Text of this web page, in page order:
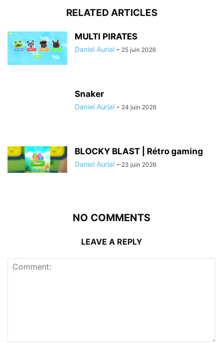
RELATED ARTICLES
MULTI PIRATES
Daniel Aurial - 25 juin 2026
Snaker
Daniel Aurial - 24 juin 2026
BLOCKY BLAST | Rétro gaming
Daniel Aurial - 23 juin 2026
NO COMMENTS
LEAVE A REPLY